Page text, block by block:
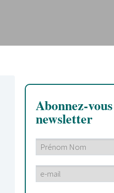
Abonnez-
newsletter